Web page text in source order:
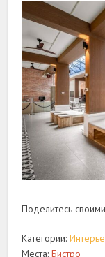
Поделитесь
Категории:
Места:Бистро